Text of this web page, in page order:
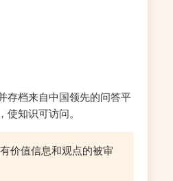
存档来自中国领先的问答平
使知识可访问。
价值信息和观点的被审